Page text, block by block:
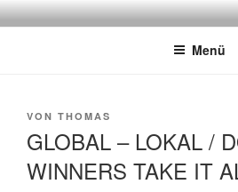
Zum
InhaltDER MIXER
Frankfurt
Menü
VON THOMAS
GLOBAL – LOKAL /
WINNERS TAKE IT